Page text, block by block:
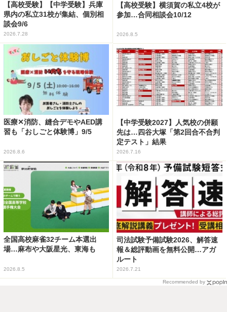
【高校受験】【中学受験】兵庫
県内の私立31校が集結、個別相
談会9/6
2026.7.28
【高校受験】横須賀の私立4校が
参加…合同相談会10/12
2026.8.5
医療✕消防、縫合デモやAED講
習も「おしごと体験博」9/5
2026.8.6
【中学受験2027】人気校の併願
先は…四谷大塚「第2回合不合判
定テスト」結果
2026.7.16
全国高校麻雀32チーム本選出
場…麻布や大阪星光、東海も
2026.8.5
司法試験予備試験2026、解答速
報＆総評動画を無料公開…アガ
ルート
2026.7.21
Recommended by